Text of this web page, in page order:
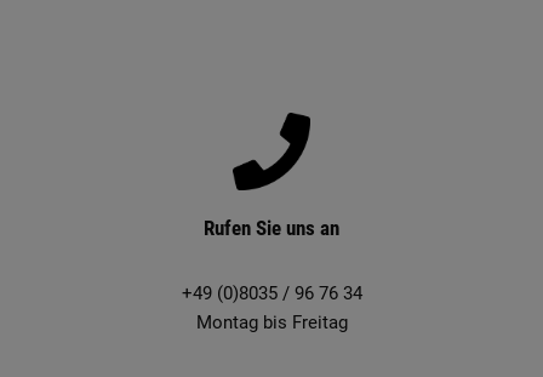
Rufen Sie uns an
+49 (0)8035 / 96 76 34
Montag bis Freitag